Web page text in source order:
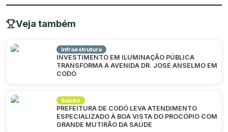
Veja também
Infraestrutura
INVESTIMENTO EM ILUMINAÇÃO PÚBLICA
TRANSFORMA A AVENIDA DR. JOSÉ ANSELMO EM
CODÓ
Saúde
PREFEITURA DE CODÓ LEVA ATENDIMENTO
ESPECIALIZADO À BOA VISTA DO PROCÓPIO COM
GRANDE MUTIRÃO DA SAÚDE